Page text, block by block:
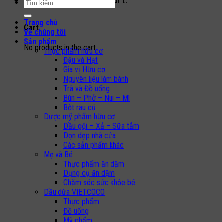
Cart
No products in the cart.
Search
for:
Trang chủ
Về chúng tôi
Sản phẩm
Thực phẩm hữu cơ
Đậu và Hạt
Gia vị Hữu cơ
Nguyên liệu làm bánh
Trà và Đồ uống
Bún – Phở – Nui – Mì
Bột rau củ
Dược mỹ phẩm hữu cơ
Dầu gội – Xả – Sữa tắm
Dọn dẹp nhà cửa
Các sản phẩm khác
Mẹ và Bé
Thực phẩm ăn dặm
Dụng cụ ăn dặm
Chăm sóc sức khỏe bé
Dầu dừa VIETCOCO
Thực phẩm
Đồ uống